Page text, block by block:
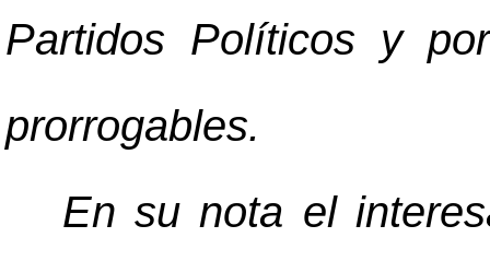
Partidos Políticos y
prorrogables.
En su nota el